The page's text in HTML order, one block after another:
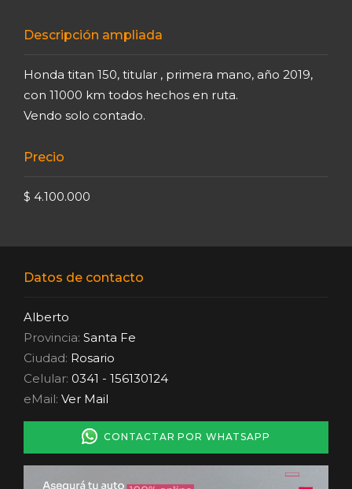
Descripción ampliada
Honda titan 150, titular , primera mano, año 2019,
con 11000 km todos hechos en ruta.
Vendo solo contado.
Precio
$ 4.100.000
Datos de contacto
Alberto
Provincia: Santa Fe
Ciudad: Rosario
Celular: 0341 - 156130124
eMail: Ver Mail
CONTACTAR POR WHATSAPP